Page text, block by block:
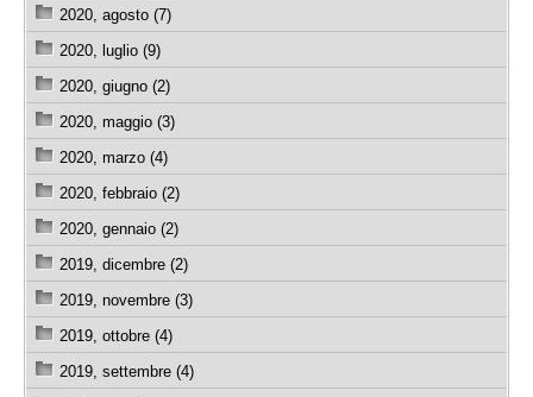
2020, agosto (7)
2020, luglio (9)
2020, giugno (2)
2020, maggio (3)
2020, marzo (4)
2020, febbraio (2)
2020, gennaio (2)
2019, dicembre (2)
2019, novembre (3)
2019, ottobre (4)
2019, settembre (4)